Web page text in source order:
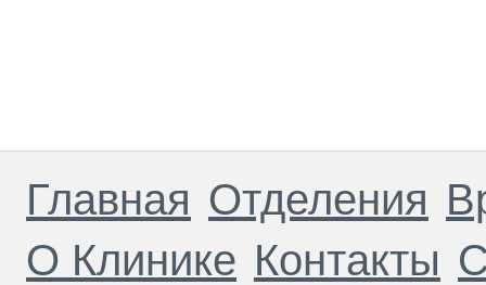
Главная Отделения
О Клинике Контакты